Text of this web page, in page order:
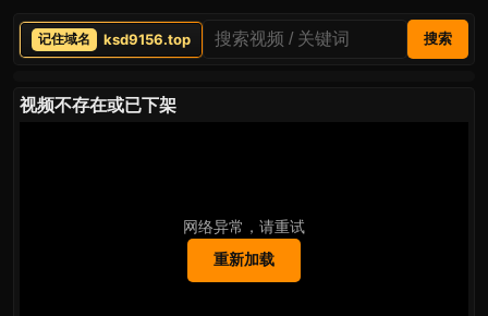
ksd9156.top 搜索
视频不存在或已下架
网络异常，请重试
重新加载